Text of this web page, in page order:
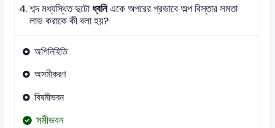
4.শব্দ মধ্যস্থিত দুটোধ্বনিএকে অপরের প্রভাবে অল্প বিস্তার সমতা
লাভ করাকে কী বলা হয়?
অপিনিহিতি
অসমীকরণ
বিষমীভবন
সমীভবন